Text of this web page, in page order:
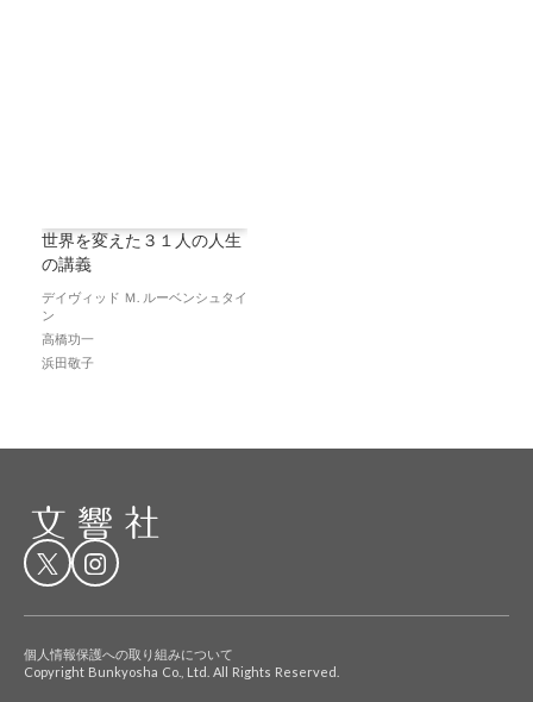
世界を変えた３１人の人生
の講義
デイヴィッド Ｍ. ルーベンシュタイ
ン
高橋功一
浜田敬子
個人情報保護への取り組みについて
Copyright Bunkyosha Co., Ltd. All Rights Reserved.